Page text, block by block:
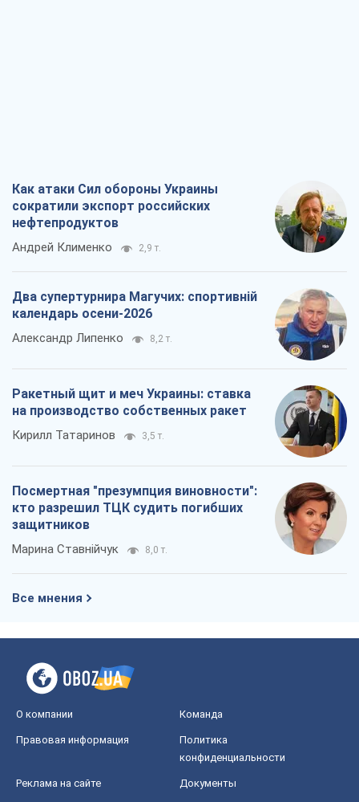
Как атаки Сил обороны Украины
сократили экспорт российских
нефтепродуктов
Андрей Клименко 2,9 т.
Два супертурнира Магучих: спортивній
календарь осени-2026
Александр Липенко 8,2 т.
Ракетный щит и меч Украины: ставка
на производство собственных ракет
Кирилл Татаринов 3,5 т.
Посмертная "презумпция виновности":
кто разрешил ТЦК судить погибших
защитников
Марина Ставнійчук 8,0 т.
Все мнения
О компании Команда
Правовая информация
Политика
конфиденциальности
Реклама на сайте Документы